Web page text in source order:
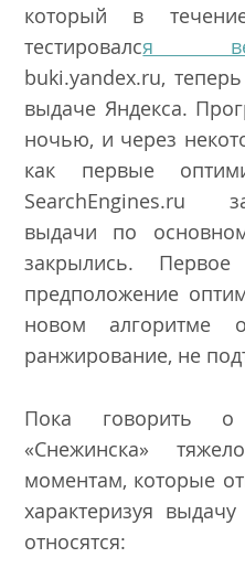
который в
тестировался
buki.yandex.ru,
выдаче Яндекса.
ночью, и через
как первые
SearchEngines.ru
выдачи по
закрылись.
предположение
новом алгоритме
ранжирование, не
Пока говорить о
«Снежинска»
моментам, которые
характеризуя
относятся: